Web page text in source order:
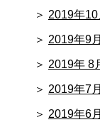
2019年10
2019年9月
2019年 8
2019年7月
2019年6月